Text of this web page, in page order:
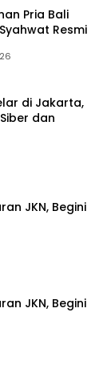
Pria Bali
Resmi
di Jakarta,
dan
JKN, Begini
JKN, Begini